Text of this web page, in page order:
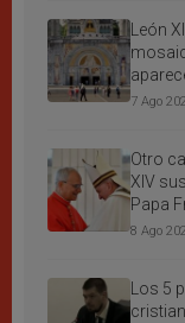
León
7 Ago
Otro
XIV
Papa
8 Ago
Los 5